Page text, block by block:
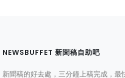
NEWSBUFFET 新聞稿自助吧
新聞稿的好去處，三分鐘上稿完成，最